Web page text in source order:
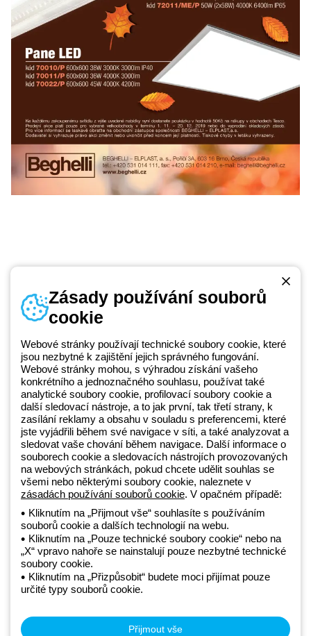
Beghelli je součástí GEWISS Group od roku 2025 a jeho ekosystému
GEWISS LightZone, kde vyvíjíme propojená světelná řešení, která
transformují komplexitu do jednoduchosti a podporují profesionály a
koncové zákazníky v uspokojování jejich potřeb.Zjistěte více o
GEWISS
Czechia:CS
Telefonní číslo
+420 531 014 111
Zásady ochrany osobních údajů
Zásady používání souborů cookie
Obchodní podmínky
Všechny zásady
Accessibility
to the direction and coordination of Gewiss S.p.A. - P.IVA (IT)
Zásady používání souborů
cookie
Webové stránky používají technické soubory cookie, které
jsou nezbytné k zajištění jejich správného fungování.
Webové stránky mohou, s výhradou získání vašeho
konkrétního a jednoznačného souhlasu, používat také
analytické soubory cookie, profilovací soubory cookie a
další sledovací nástroje, a to jak první, tak třetí strany, k
zasílání reklamy a obsahu v souladu s preferencemi, které
jste vyjádřili během své navigace v síti, a také analyzovat a
sledovat vaše chování během navigace. Další informace o
souborech cookie a sledovacích nástrojích provozovaných
na webových stránkách, pokud chcete udělit souhlas se
všemi nebo některými soubory cookie, naleznete v
zásadách používání souborů cookie. V opačném případě:
Kliknutím na „Přijmout vše“ souhlasíte s používáním
souborů cookie a dalších technologií na webu.
Kliknutím na „Pouze technické soubory cookie“ nebo na
„X“ vpravo nahoře se nainstalují pouze nezbytné technické
soubory cookie.
Kliknutím na „Přizpůsobit“ budete moci přijímat pouze
určité typy souborů cookie.
Přijmout vše